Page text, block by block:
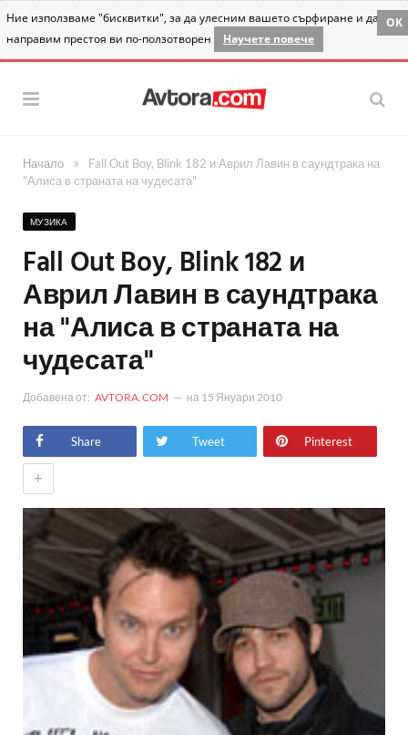
Ние използваме "бисквитки", за да улесним вашето сърфиране и да
направим престоя ви по-ползотворен
Научете повече
OK
Начало »
Fall Out Boy, Blink 182 и Аврил Лавин в саундтрака на
"Алиса в страната на чудесата"
МУЗИКА
Fall Out Boy, Blink 182 и
Аврил Лавин в саундтрака
на "Алиса в страната на
чудесата"
Добавена от: AVTORA.COM на 15 Януари 2010
Share Tweet Pinterest
+